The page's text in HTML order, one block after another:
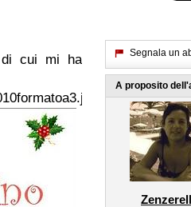
di cui mi ha
Segnala un
A proposito